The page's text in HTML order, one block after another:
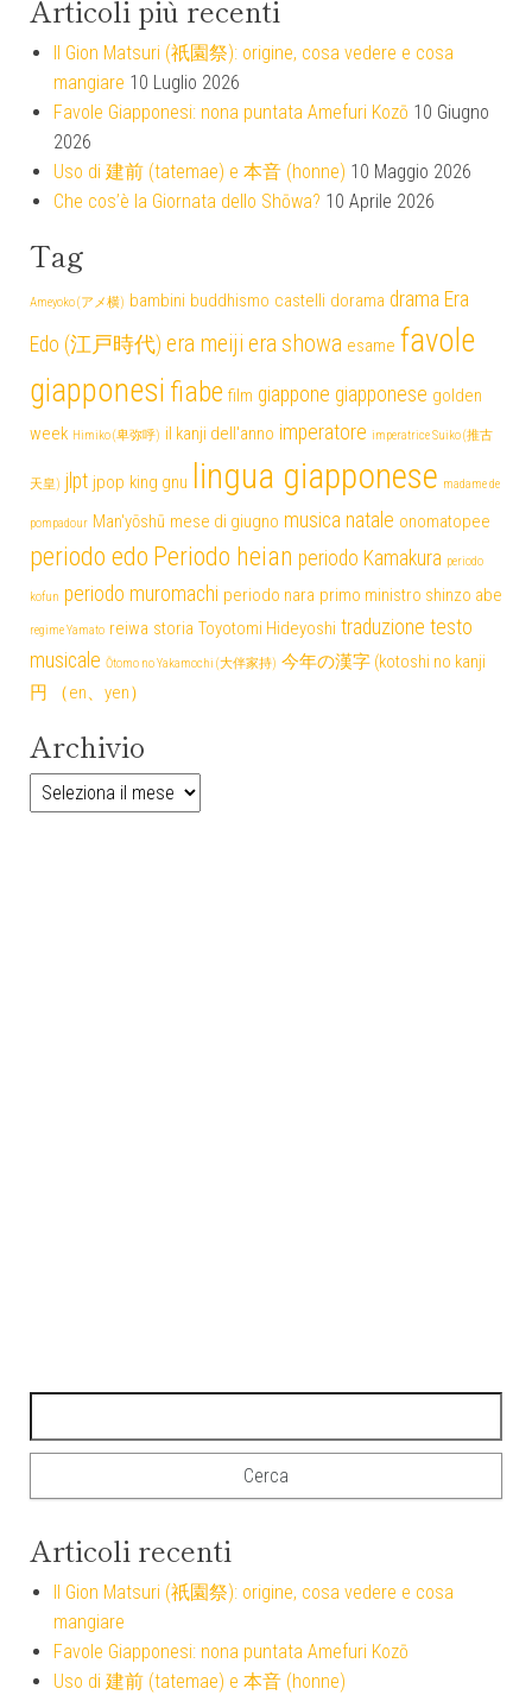
Articoli più recenti
Il Gion Matsuri (祇園祭): origine, cosa vedere e cosa
mangiare 10 Luglio 2026
Favole Giapponesi: nona puntata Amefuri Kozō 10 Giugno
2026
Uso di 建前 (tatemae) e 本音 (honne) 10 Maggio 2026
Che cos’è la Giornata dello Shōwa? 10 Aprile 2026
Tag
Ameyoko (アメ横) bambini buddhismo castelli dorama drama Era
Edo (江戸時代) era meiji era showa esame favole
giapponesi fiabe film giappone giapponese golden
week Himiko (卑弥呼) il kanji dell'anno imperatore imperatrice Suiko (推古
天皇) jlpt jpop king gnu lingua giapponese madame de
pompadour Man'yōshū mese di giugno musica natale onomatopee
periodo edo Periodo heian periodo Kamakura periodo
kofun periodo muromachi periodo nara primo ministro shinzo abe
regime Yamato reiwa storia Toyotomi Hideyoshi traduzione testo
musicale Ōtomo no Yakamochi (大伴家持) 今年の漢字 (kotoshi no kanji
円 （en、yen）
Archivio
Archivio
Articoli recenti
Il Gion Matsuri (祇園祭): origine, cosa vedere e cosa
mangiare
Favole Giapponesi: nona puntata Amefuri Kozō
Uso di 建前 (tatemae) e 本音 (honne)